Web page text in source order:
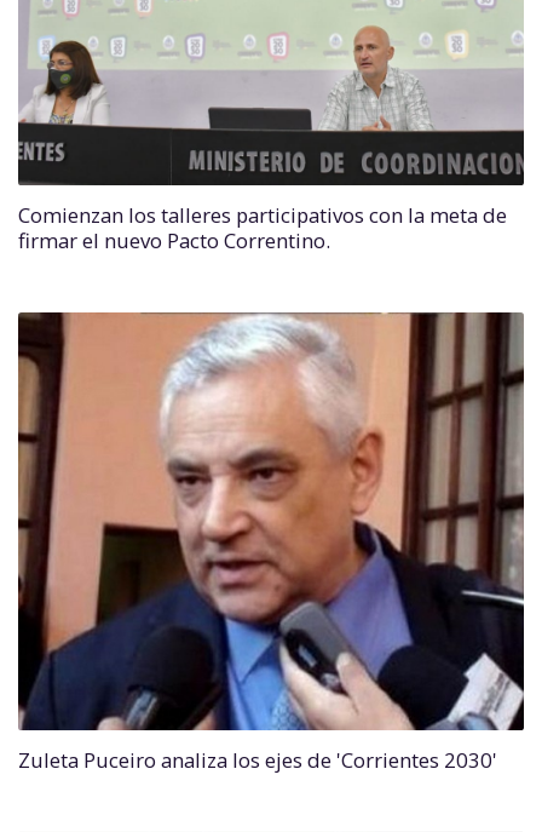
Comienzan los talleres participativos con la meta de
firmar el nuevo Pacto Correntino.
Zuleta Puceiro analiza los ejes de 'Corrientes 2030'